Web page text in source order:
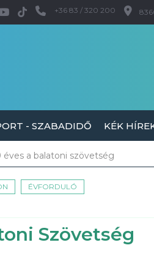
+36 83 / 320 200
- SZABADIDŐ KÉK
éves a balatoni szövetség
ÉVFORDULÓ
Szövetség